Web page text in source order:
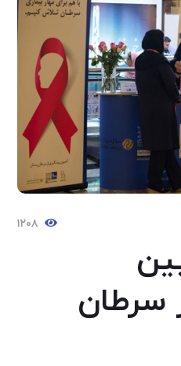
۱۲۰۸
سرطان